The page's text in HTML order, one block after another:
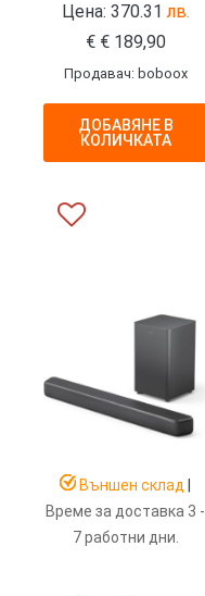
Цена: 370.31лв.
€ €189,90
Продавач: boboox
ДОБАВЯНЕ В
КОЛИЧКАТА
Външен склад
Време за доставка 3 -
7 работни дни.